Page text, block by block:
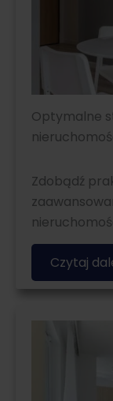
Optymalne
Zdobądź
Czytaj